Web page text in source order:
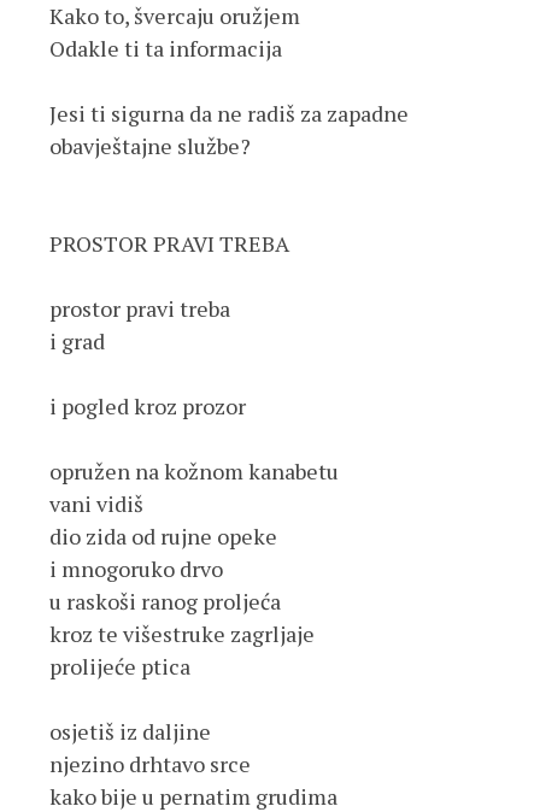
Kako to, švercaju oružjem
Odakle ti ta informacija
Jesi ti sigurna da ne radiš za zapadne
obavještajne službe?
PROSTOR PRAVI TREBA
prostor pravi treba
i grad
i pogled kroz prozor
opružen na kožnom kanabetu
vani vidiš
dio zida od rujne opeke
i mnogoruko drvo
u raskoši ranog proljeća
kroz te višestruke zagrljaje
prolijeće ptica
osjetiš iz daljine
njezino drhtavo srce
kako bije u pernatim grudima